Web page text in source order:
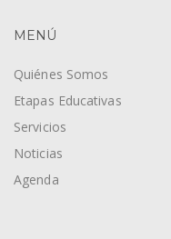
MENÚ
Quiénes Somos
Etapas Educativas
Servicios
Noticias
Agenda